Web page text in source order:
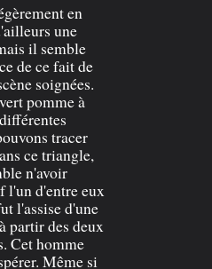
en
une
il semble
de ce fait de
soignées.
pomme à
tracer
ce triangle,
n'avoir
l'un d'entre eux
l'assise d'une
partir des deux
Cet homme
Même si